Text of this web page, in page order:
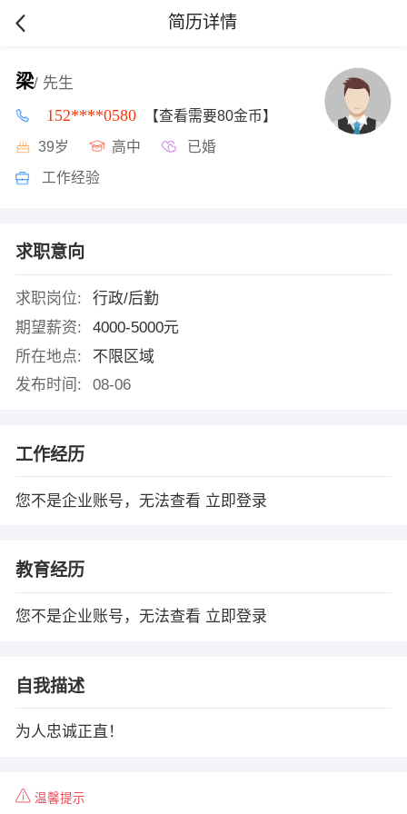
简历详情
梁/ 先生
152****0580 【查看需要80金币】
39岁 高中 已婚
工作经验
求职意向
求职岗位:
行政/后勤
期望薪资:
4000-5000元
所在地点:
不限区域
发布时间:
08-06
工作经历
您不是企业账号，无法查看 立即登录
教育经历
您不是企业账号，无法查看 立即登录
自我描述
为人忠诚正直！
温馨提示